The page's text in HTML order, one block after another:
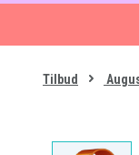
Tilbud